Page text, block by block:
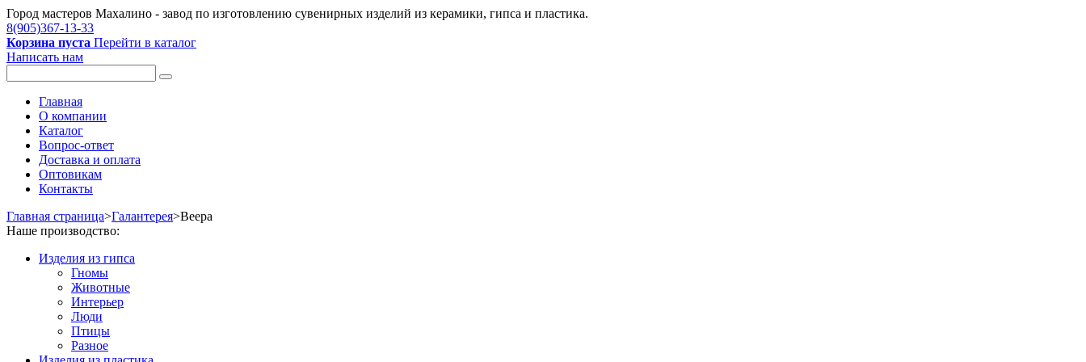
Город мастеров Mахалино - завод по изготовлению сувенирных изделий из керамики, гипса и пластика.
8(905)367-13-33
Корзина пуста Перейти в каталог
Написать нам
Главная
О компании
Каталог
Вопрос-ответ
Доставка и оплата
Оптовикам
Контакты
Главная страница>Галантерея>Веера
Наше производство:
Изделия из гипса
Гномы
Животные
Интерьер
Люди
Птицы
Разное